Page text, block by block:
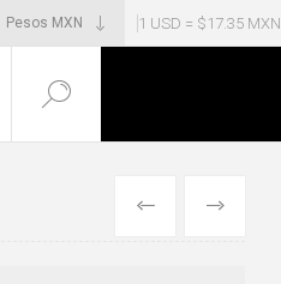
1 USD = $17.35 MXN
ANTERIOR